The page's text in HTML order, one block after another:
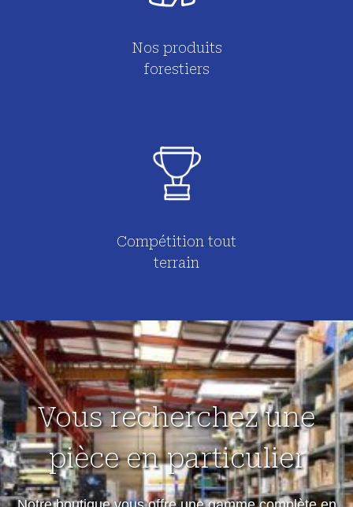
Nos produits
forestiers
Compétition tout
terrain
Vous recherchez une
pièce en particulier